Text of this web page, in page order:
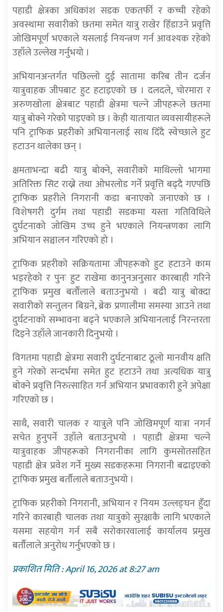
पहाडी क्षेत्रका अधिकांश सडक एकतर्फी र कच्ची रहेको
अवस्थामा सवारीको छतमा समेत यात्रु राखेर हिँडाउने प्रवृत्ति
जोखिमपूर्ण भएकाले यसलाई नियन्त्रण गर्न आवश्यक रहेको
उहाँले उल्लेख गर्नुभयो ।
अभियानअन्तर्गत पछिल्लो दुई सातामा करिब तीन दर्जन
यात्रुवाहक जीपबाट हुट हटाइएको छ । दलदले, चोरमारा र
अरुणखोला क्षेत्रबाट पहाडी क्षेत्रमा चल्ने जीपहरूले छतमा
यात्रु बोक्ने गरेको पाइएको छ । केही यातायात व्यवसायीहरूले
पनि ट्राफिक प्रहरीको अभियानलाई साथ दिँदै स्वेच्छाले हुट
हटाउन थालेका छन् ।
क्षमताभन्दा बढी यात्रु बोक्ने, सवारीको माथिल्लो भागमा
अतिरिक्त सिट राख्ने तथा ओभरलोड गर्ने प्रवृत्ति बढ्दै गएपछि
ट्राफिक प्रहरीले निगरानी कडा बनाएको जनाएको छ ।
विशेषगरी दुर्गम तथा पहाडी सडकमा यस्ता गतिविधिले
दुर्घटनाको जोखिम उच्च हुने भएकाले नियन्त्रणका लागि
अभियान सञ्चालन गरिएको हो ।
ट्राफिक प्रहरीको सक्रियतामा जीपहरूको हुट हटाउने काम
भइरहेको र पुनः हुट राखेमा कानुनअनुसार कारबाही गरिने
ट्राफिक प्रमुख बर्तौलाले बताउनुभयो । बढी यात्रु बोक्दा
सवारीको सन्तुलन बिग्रने, ब्रेक प्रणालीमा समस्या आउने तथा
दुर्घटनाको सम्भावना बढ्ने भएकाले अभियानलाई निरन्तरता
दिइने उहाँले जानकारी दिनुभयो ।
विगतमा पहाडी क्षेत्रमा सवारी दुर्घटनाबाट ठूलो मानवीय क्षति
हुने गरेको सन्दर्भमा समेत हुट हटाउने तथा अत्यधिक यात्रु
बोक्ने प्रवृत्ति निरुत्साहित गर्न अभियान प्रभावकारी हुने अपेक्षा
गरिएको छ ।
साथै, सवारी चालक र यात्रुले पनि जोखिमपूर्ण यात्रा नगर्न
सचेत हुनुपर्ने उहाँले बताउनुभयो । पहाडी क्षेत्रमा चल्ने
यात्रुवाहक जीपहरूको निगरानीका लागि कुमसोतसहित
पहाडी क्षेत्र प्रवेश गर्ने मुख्य सडकहरूमा निगरानी बढाइएको
ट्राफिक प्रमुख बर्तौलाले बताउनुभयो ।
ट्राफिक प्रहरीको निगरानी, अभियान र नियम उल्लङ्घन हुँदा
गरिने कारबाही चालक तथा यात्रुको सुरक्षाकै लागि भएकाले
यसमा सहयोग गर्न सबै सरोकारवालाई कार्यालय प्रमुख
बर्तौलाले अनुरोध गर्नुभएको छ ।
प्रकाशित मिति : April 16, 2026 at 8:27 am